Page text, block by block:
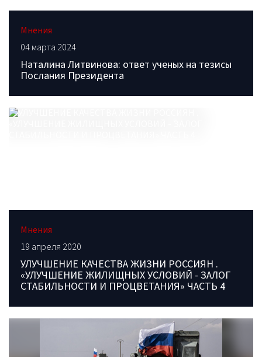
Мнения
04 марта 2024
Наталина Литвинова: ответ ученых на тезисы
Послания Президента
Мнения
19 апреля 2020
УЛУЧШЕНИЕ КАЧЕСТВА ЖИЗНИ РОССИЯН .
«УЛУЧШЕНИЕ ЖИЛИЩНЫХ УСЛОВИЙ - ЗАЛОГ
СТАБИЛЬНОСТИ И ПРОЦВЕТАНИЯ» ЧАСТЬ 4